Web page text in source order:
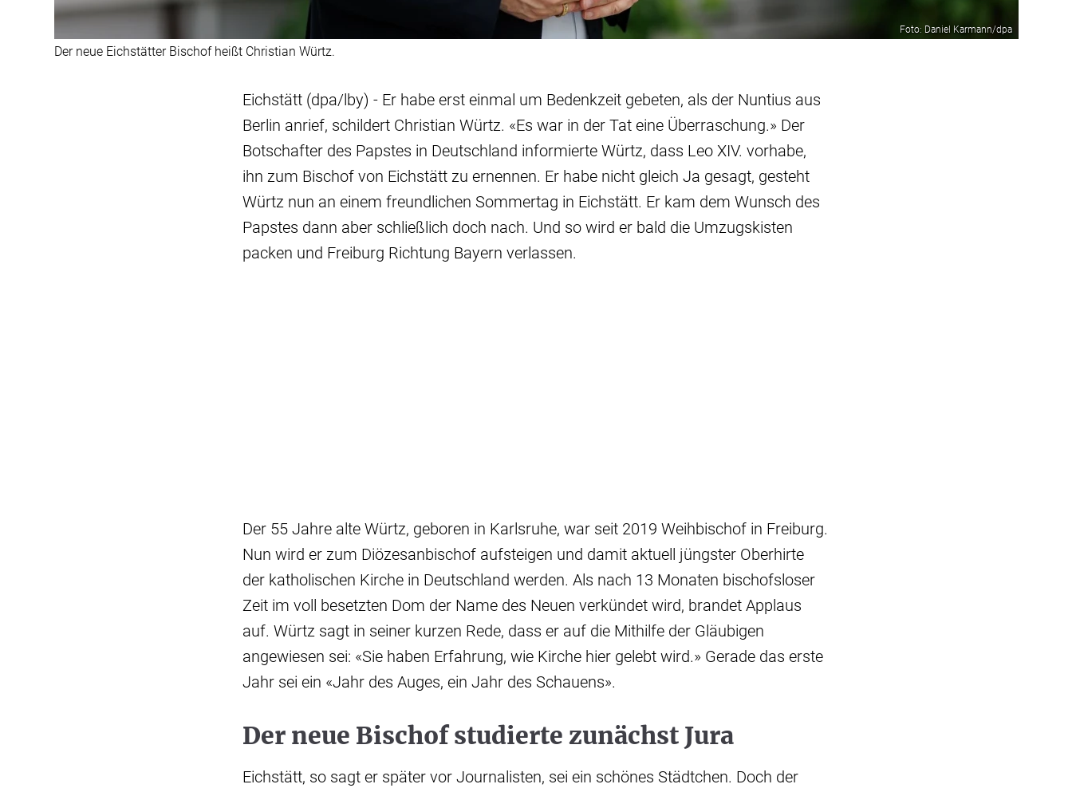
Foto: Daniel Karmann/dpa
Der neue Eichstätter Bischof heißt Christian Würtz.
Eichstätt (dpa/lby) - Er habe erst einmal um Bedenkzeit gebeten, als der Nuntius aus
Berlin anrief, schildert Christian Würtz. «Es war in der Tat eine Überraschung.» Der
Botschafter des Papstes in Deutschland informierte Würtz, dass Leo XIV. vorhabe,
ihn zum Bischof von Eichstätt zu ernennen. Er habe nicht gleich Ja gesagt, gesteht
Würtz nun an einem freundlichen Sommertag in Eichstätt. Er kam dem Wunsch des
Papstes dann aber schließlich doch nach. Und so wird er bald die Umzugskisten
packen und Freiburg Richtung Bayern verlassen.
Der 55 Jahre alte Würtz, geboren in Karlsruhe, war seit 2019 Weihbischof in Freiburg.
Nun wird er zum Diözesanbischof aufsteigen und damit aktuell jüngster Oberhirte
der katholischen Kirche in Deutschland werden. Als nach 13 Monaten bischofsloser
Zeit im voll besetzten Dom der Name des Neuen verkündet wird, brandet Applaus
auf. Würtz sagt in seiner kurzen Rede, dass er auf die Mithilfe der Gläubigen
angewiesen sei: «Sie haben Erfahrung, wie Kirche hier gelebt wird.» Gerade das erste
Jahr sei ein «Jahr des Auges, ein Jahr des Schauens».
Der neue Bischof studierte zunächst Jura
Eichstätt, so sagt er später vor Journalisten, sei ein schönes Städtchen. Doch der